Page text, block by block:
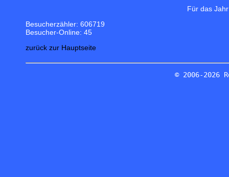
Für das
Besucherzähler: 606719
Besucher-Online: 45
zurück zur Hauptseite
© 2006-2026